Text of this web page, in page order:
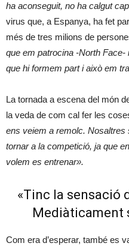
ha aconseguit, no ha calgut
virus que, a Espanya, ha fet
més de tres milions de
que em patrocina -North
que hi formem part i això em
La tornada a escena del món
la veda de com cal fer les
ens veiem a remolc.
tornar a la competició, ja que
volem es entrenar».
«Tinc la sensació
Mediàticament
Com era d’esperar, també es